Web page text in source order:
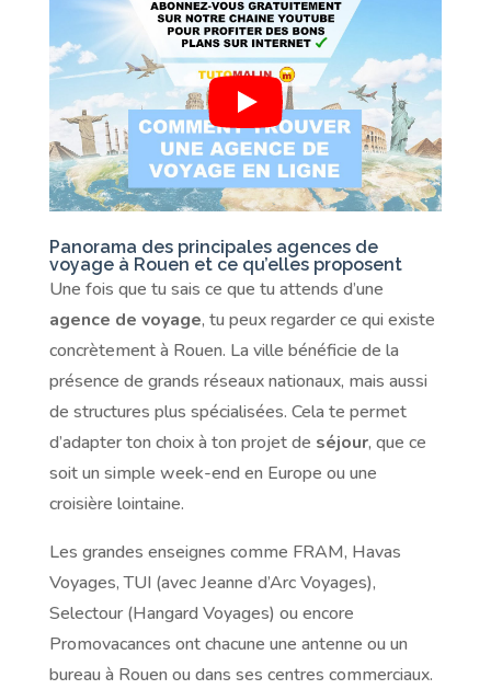
Panorama des principales agences de
voyage à Rouen et ce qu’elles proposent
Une fois que tu sais ce que tu attends d’une
agence de voyage, tu peux regarder ce qui existe
concrètement à Rouen. La ville bénéficie de la
présence de grands réseaux nationaux, mais aussi
de structures plus spécialisées. Cela te permet
d’adapter ton choix à ton projet de séjour, que ce
soit un simple week-end en Europe ou une
croisière lointaine.
Les grandes enseignes comme FRAM, Havas
Voyages, TUI (avec Jeanne d’Arc Voyages),
Selectour (Hangard Voyages) ou encore
Promovacances ont chacune une antenne ou un
bureau à Rouen ou dans ses centres commerciaux.